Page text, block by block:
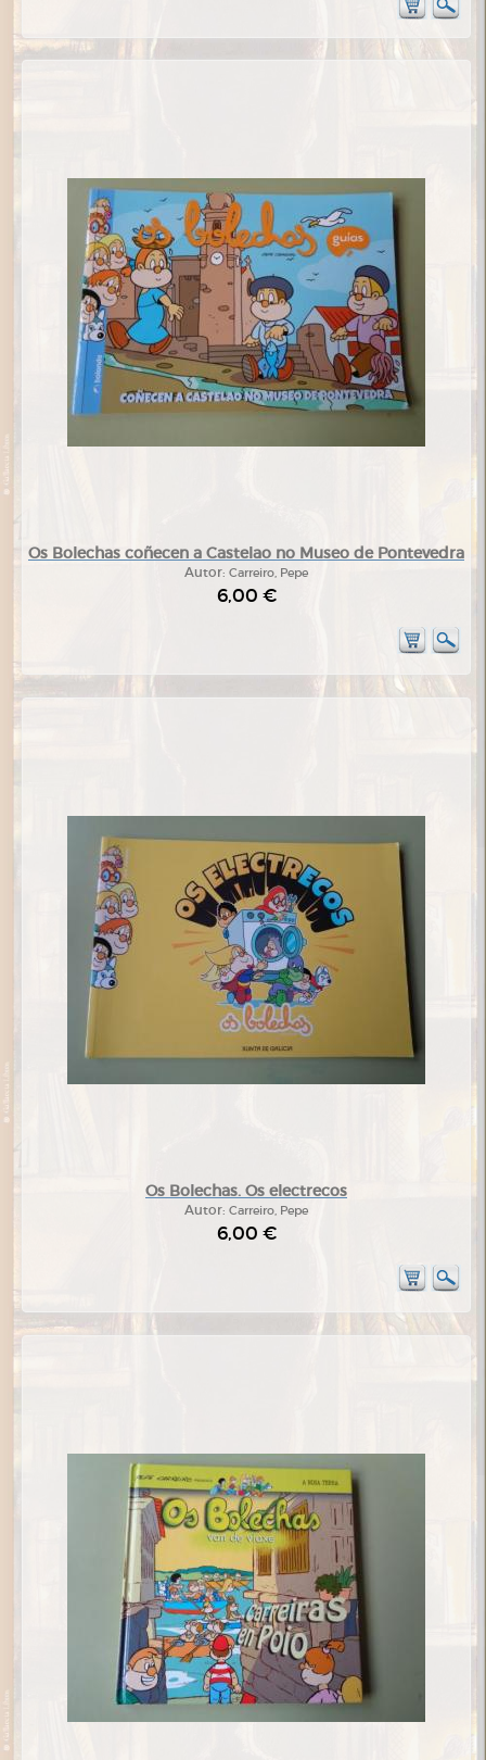
Os Bolechas coñecen a Castelao no Museo de Pontevedra
Autor: Carreiro, Pepe
6,00 €
Os Bolechas. Os electrecos
Autor: Carreiro, Pepe
6,00 €